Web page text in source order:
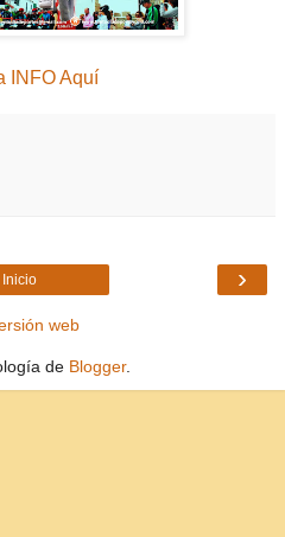
INFO Aquí
›
Inicio
web
de Blogger.